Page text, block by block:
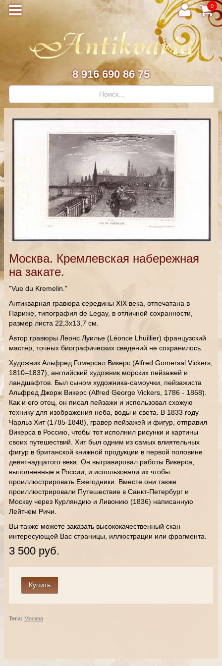
0
8 916 690 86 75
Москва. Кремлевская набережная
на закате.
"Vue du Kremelin."
Антикварная гравюра середины XIX века, отпечатана в
Париже, типография de Legay, в отличной сохранности,
размер листа 22,3х13,7 см.
Автор гравюры Леонс Луилье (Léonce Lhuillier) французский
мастер, точных биографических сведений не сохранилось.
Художник Альфред Гомерсал Викерс (Alfred Gomersal Vickers,
1810–1837), английский художник морских пейзажей и
ландшафтов. Был сыном художника-самоучки, пейзажиста
Альфрeд Джорж Викерс (Alfred George Vickers, 1786 - 1868).
Как и его отец, он писал пейзажи и использовал схожую
технику для изображения неба, воды и света. В 1833 году
Чарльз Хит (1785-1848), гравер пейзажей и фигур, отправил
Викерса в Россию, чтобы тот исполнил рисунки и картины
своих путешествий. Хит был одним из самых влиятельных
фигур в британской книжной продукции в первой половине
девятнадцатого века. Он выгравировал работы Викерса,
выполненные в России, и использовали их чтобы
проиллюстрировать Ежегодники. Вместе они также
проиллюстрировали Путешествие в Санкт-Петербург и
Москву через Курляндию и Ливонию (1836) написанную
Лейтчем Ричи.
Вы также можете заказать высококачественный скан
интересующей Вас страницы, иллюстрации или фрагмента.
3 500 руб.
Теги: Москва